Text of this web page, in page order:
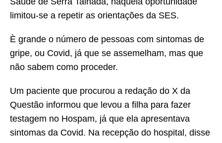
limitou-se a repetir as orientações da SES.
È grande o número de pessoas com sintomas de
gripe, ou Covid, já que se assemelham, mas que
não sabem como proceder.
Um paciente que procurou a redação do X da
Questão informou que levou a filha para fazer
testagem no Hospam, já que ela apresentava
sintomas da Covid. Na recepção do hospital, disse